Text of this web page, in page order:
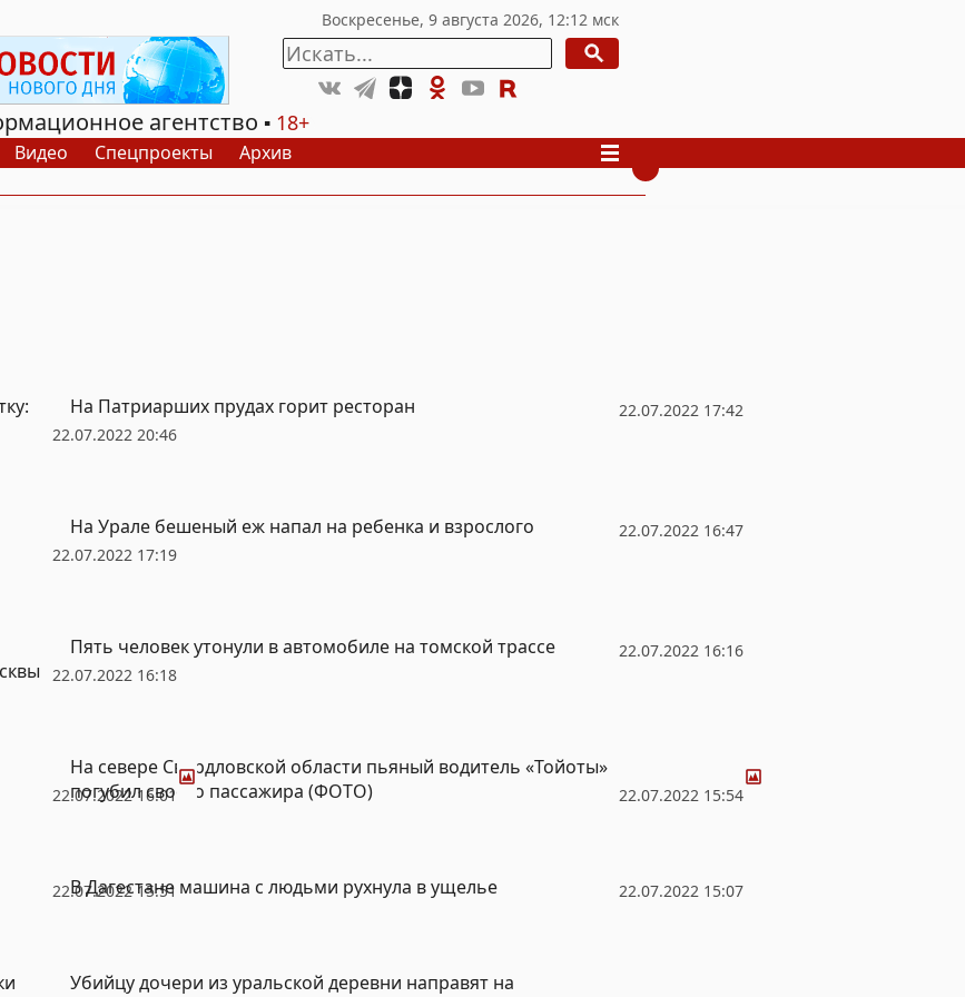
агентство
18+
Видео Спецпроекты Архив
22.07.2022 20:46
22.07.2022 17:42
На Патриарших прудах горит ресторан
22.07.2022 17:19
22.07.2022 16:47
На Урале бешеный еж напал на ребенка и взрослого
22.07.2022 16:18
22.07.2022 16:16
Пять человек утонули в автомобиле на томской трассе
22.07.2022 16:01
Фото
22.07.2022 15:54
На севере Свердловской области пьяный водитель «Тойоты»
погубил своего пассажира (ФОТО)
22.07.2022 15:51 22.07.2022 15:07
В Дагестане машина с людьми рухнула в ущелье
Убийцу дочери из уральской деревни направят на